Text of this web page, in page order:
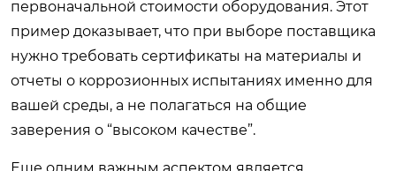
первоначальной стоимости оборудования. Этот
пример доказывает, что при выборе поставщика
нужно требовать сертификаты на материалы и
отчеты о коррозионных испытаниях именно для
вашей среды, а не полагаться на общие
заверения о “высоком качестве”.
Еще одним важным аспектом является